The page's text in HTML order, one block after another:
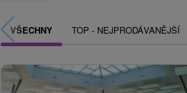
VŠECHNY TOP - NEJPRODÁVANĚJŠÍ